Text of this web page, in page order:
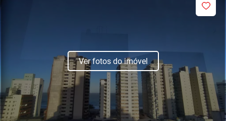
Ver fotos do imóvel